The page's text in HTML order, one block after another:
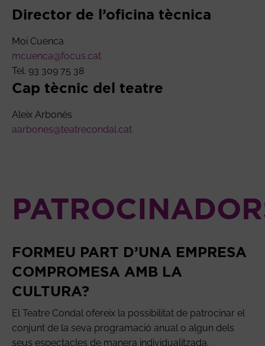
Director de l’oficina tècnica
Moi Cuenca
mcuenca@focus.cat
Tel. 93 309 75 38
Cap tècnic del teatre
Aleix Arbonés
aarbones@teatrecondal.cat
FORMEU PART D’UNA EMPRESA
COMPROMESA AMB LA
CULTURA?
El Teatre Condal ofereix la possibilitat de patrocinar el
conjunt de la seva programació anual o algun dels
seus espectacles de manera individualitzada.